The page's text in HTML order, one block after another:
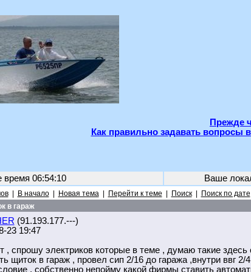
Прежде
Как правильно задавать вопросы
время 06:54:10 Ваше
| В начало| Новая тема| Перейти к теме Поиск| Поиск по дате
в гараж
(91.193.177.---)
23 19:47
, спрошу электриков которые в теме , думаю такие здесь
щиток в гараж , провел сип 2/16 до гаража ,внутри ввг 2/
, собственно непойму какой фирмы ставить